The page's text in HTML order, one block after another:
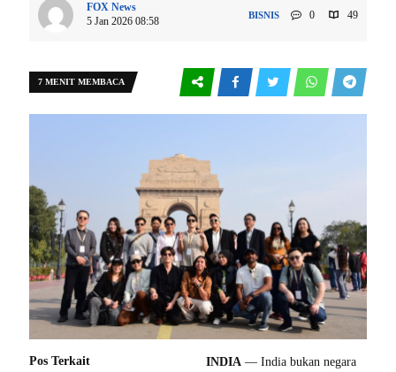
FOX News
5 Jan 2026 08:58
BISNIS 0 49
7 MENIT MEMBACA
INDIA — India bukan negara
Pos Terkait